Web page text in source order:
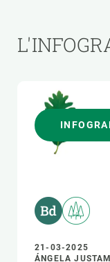
21-03-2025
ÁNGELA